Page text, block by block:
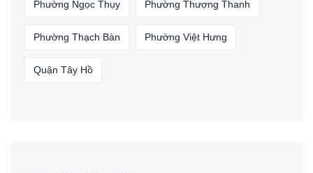
Phường Ngọc Thụy Phường Thượng Thanh
Phường Thạch Bàn Phường Việt Hưng
Quận Tây Hồ